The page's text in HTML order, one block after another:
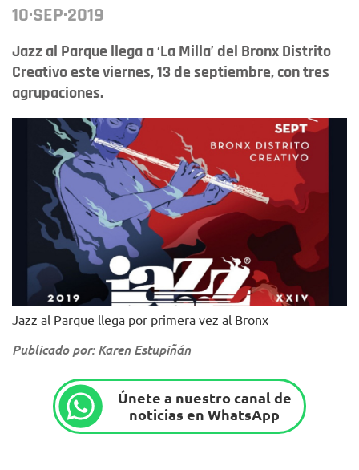
10·SEP·2019
Jazz al Parque llega a ‘La Milla’ del Bronx Distrito
Creativo este viernes, 13 de septiembre, con tres
agrupaciones.
Jazz al Parque llega por primera vez al Bronx
Publicado por: Karen Estupiñán
Únete a nuestro canal de
noticias en WhatsApp